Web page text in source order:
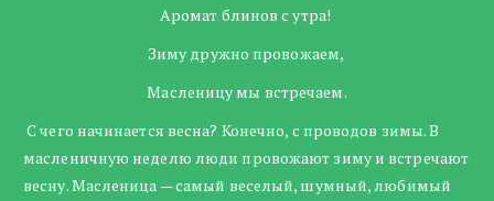
Аромат блинов с утра!
Зиму дружно провожаем,
Масленицу мы встречаем.
С чего начинается весна? Конечно, с проводов зимы. В
масленичную неделю люди провожают зиму и встречают
весну. Масленица — самый веселый, шумный, любимый